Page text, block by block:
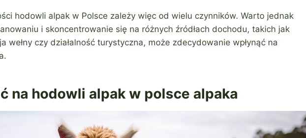
hodowli alpak w Polsce zależy więc od wielu czynników. Warto jednak
i skoncentrowanie się na różnych źródłach dochodu, takich jak
wełny czy działalność turystyczna, może zdecydowanie wpłynąć na
na hodowli alpak w polsce alpaka